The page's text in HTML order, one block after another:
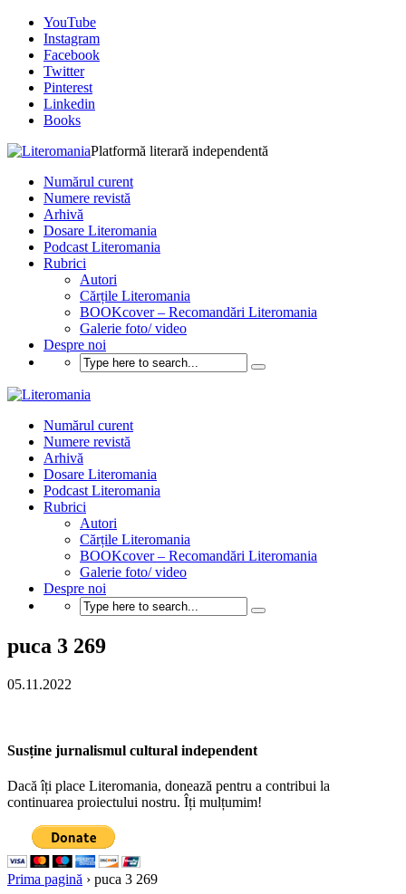
YouTube
Instagram
Facebook
Twitter
Pinterest
Linkedin
Books
Platformă literară independentă
Numărul curent
Numere revistă
Arhivă
Dosare Literomania
Podcast Literomania
Rubrici
Autori
Cărțile Literomania
BOOKcover – Recomandări Literomania
Galerie foto/ video
Despre noi
Numărul curent
Numere revistă
Arhivă
Dosare Literomania
Podcast Literomania
Rubrici
Autori
Cărțile Literomania
BOOKcover – Recomandări Literomania
Galerie foto/ video
Despre noi
puca 3 269
05.11.2022
Susține jurnalismul cultural independent
Dacă îți place Literomania, donează pentru a contribui la
continuarea proiectului nostru. Îți mulțumim!
Prima pagină › puca 3 269